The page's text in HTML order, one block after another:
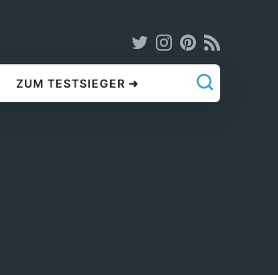
ZUM TESTSIEGER ➜